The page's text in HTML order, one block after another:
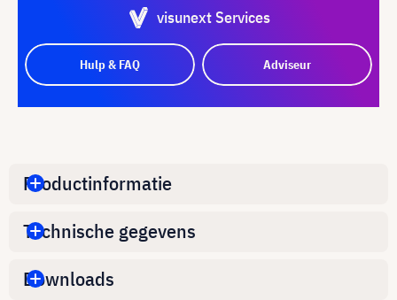
visunext Services
Hulp & FAQ Adviseur
Productinformatie
Technische gegevens
Downloads